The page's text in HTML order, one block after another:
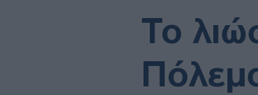
AUTO - MOTO
ΠΑΡΑΞΕΝΑ
Το